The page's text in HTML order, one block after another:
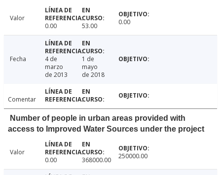
Valor
0.00
53.00 0.00
Fecha
4 de
marzo
de 2013
1 de
mayo
de 2018
Comentar
Number of people in urban areas provided with
access to Improved Water Sources under the project
Valor
0.00
368000.00 250000.00